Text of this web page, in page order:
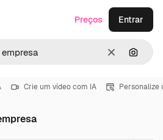
Limpar
Preços Entrar
Crie um vídeo com IA Personalize